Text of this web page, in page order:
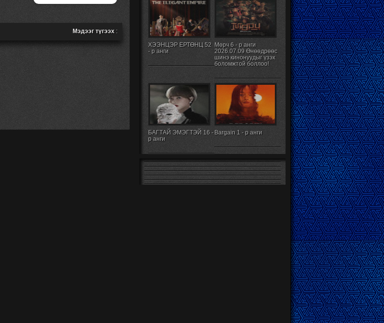
Мэдээг түгээх :
ХЭЭНЦЭР ЕРТӨНЦ 52
- р анги
Мөрч 6 - р анги
2026.07.09 Өнөөдрөөс
шинэ кинонуудыг үзэх
боломжтой боллоо!
БАГТАЙ ЭМЭГТЭЙ 16 -
р анги
Bargain 1 - р анги